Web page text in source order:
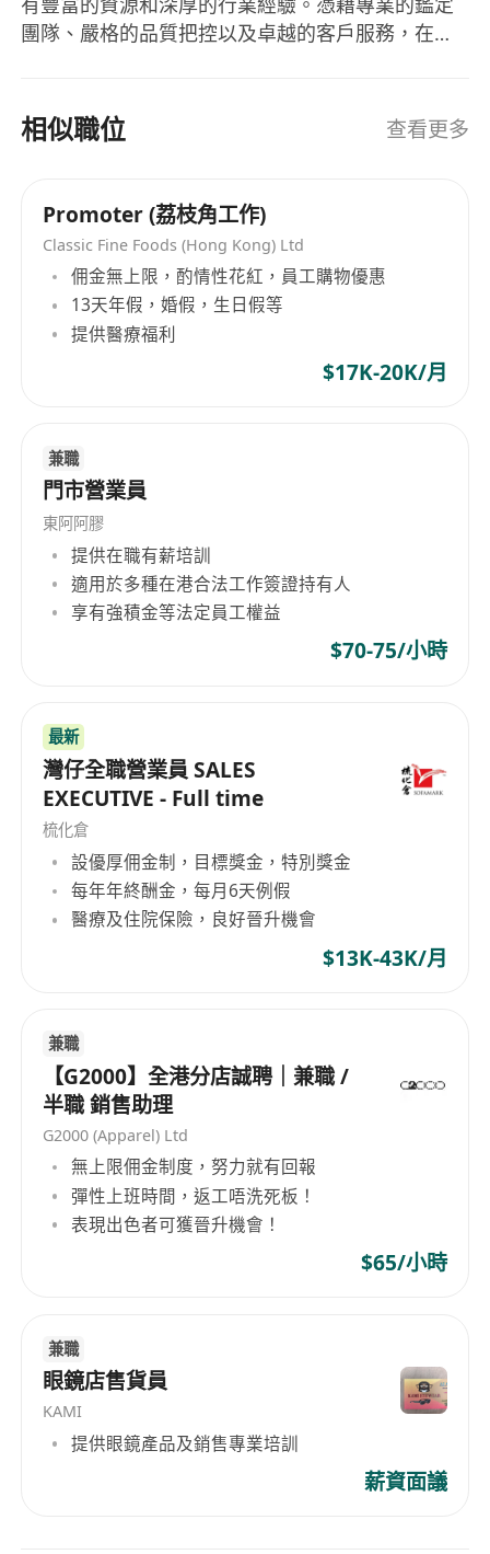
團隊、嚴格的品質把控以及卓越的客戶服務，在業
交易服務！
相似職位 查看更多
Promoter (荔枝角工作)
Classic Fine Foods (Hong Kong) Ltd
佣金無上限，酌情性花紅，員工購物優惠
13天年假，婚假，生日假等
提供醫療福利
$17K-20K/月
兼職
門市營業員
東阿阿膠
提供在職有薪培訓
適用於多種在港合法工作簽證持有人
享有強積金等法定員工權益
$70-75/小時
最新
灣仔全職營業員 SALES
EXECUTIVE - Full time
梳化倉
設優厚佣金制，目標獎金，特別獎金
每年年終酬金，每月6天例假
醫療及住院保險，良好晉升機會
$13K-43K/月
兼職
【G2000】全港分店誠聘｜兼職 /
半職 銷售助理
G2000 (Apparel) Ltd
無上限佣金制度，努力就有回報
彈性上班時間，返工唔洗死板！
表現出色者可獲晉升機會！
$65/小時
兼職
眼鏡店售貨員
KAMI
提供眼鏡產品及銷售專業培訓
薪資面議